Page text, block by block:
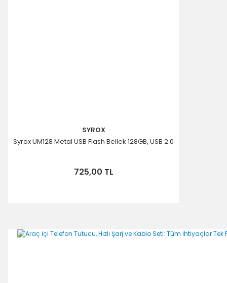
SYROX
Syrox UM128 Metal USB Flash Bellek 128GB, USB 2.0
725,00 TL